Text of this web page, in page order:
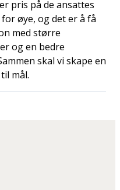
pris på de ansattes
øye, og det er å få
med større
og en bedre
skal vi skape en
mål.